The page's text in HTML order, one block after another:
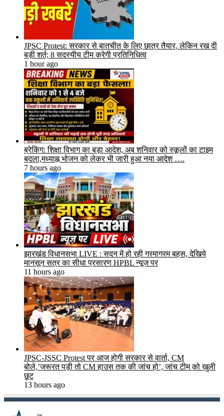
JPSC Protest: सरकार से बातचीत के लिए छात्र तैयार, लेकिन रख दी
बड़ी शर्त; 8 सदस्यीय टीम करेगी प्रतिनिधित्व
1 hour ago
ब्रेकिंग: शिक्षा विभाग का बड़ा आदेश, अब शनिवार को स्कूलों का टाइम
बदला,मध्याह्न भोजन को लेकर भी जारी हुआ नया आदेश ….
7 hours ago
झारखंड विधानसभा LIVE : सदन में हो रही गरमागरम बहस, देखिये
मानसून सत्र का सीधा प्रसारण HPBL न्यूज पर
11 hours ago
JPSC-JSSC Protest पर आज होगी सरकार से वार्ता, CM
बोले,’जरूरत पड़ी तो CM हाउस तक की जांच हो’, जांच टीम को खुली
छूट
13 hours ago